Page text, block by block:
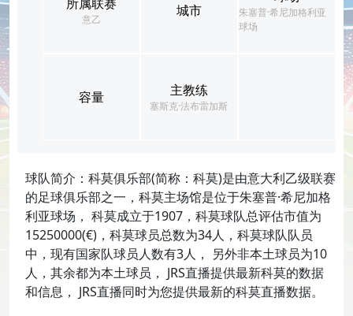
意乙
城市
朱塞普·希尼加格利亚
球场
容量 主教练
塞斯克·法布雷加斯
球队简介：科莫俱乐部(简称：科莫)是由意大利乙级联赛
的足球俱乐部之一，科莫主场馆是位于朱塞普·希尼加格
利亚球场， 科莫成立于1907，科莫球队总评估市值为
15250000(€)，科莫球员总数为34人，科莫球队队员
中，现有国家队球员人数有3人， 另外非本土球员为10
人，其余都为本土球员， JRS直播提供最新科莫的数据
和信息， JRS直播同时为您提供最新的科莫直播数据。